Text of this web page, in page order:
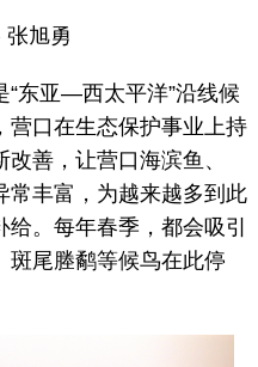
张旭勇
亚—西太平洋”沿线候
营口在生态保护事业上持
善，让营口海滨鱼、
常丰富，为越来越多到此
。每年春季，都会吸引
斑尾塍鹬等候鸟在此停